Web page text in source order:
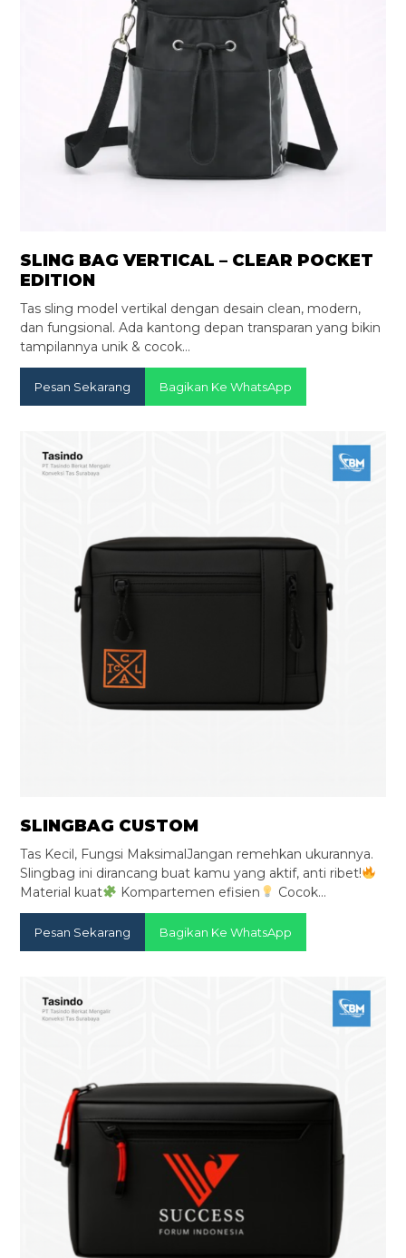
SLING BAG VERTICAL – CLEAR POCKET
EDITION
Tas sling model vertikal dengan desain clean, modern,
dan fungsional. Ada kantong depan transparan yang bikin
tampilannya unik & cocok…
Pesan Sekarang Bagikan Ke WhatsApp
SLINGBAG CUSTOM
Tas Kecil, Fungsi MaksimalJangan remehkan ukurannya.
Slingbag ini dirancang buat kamu yang aktif, anti ribet!
Material kuat
Kompartemen efisien Cocok…
Pesan Sekarang Bagikan Ke WhatsApp